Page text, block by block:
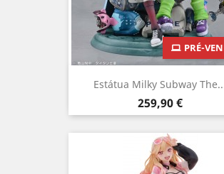
Estátua Milky Subway
Preço
259,90 €
PRÉ-